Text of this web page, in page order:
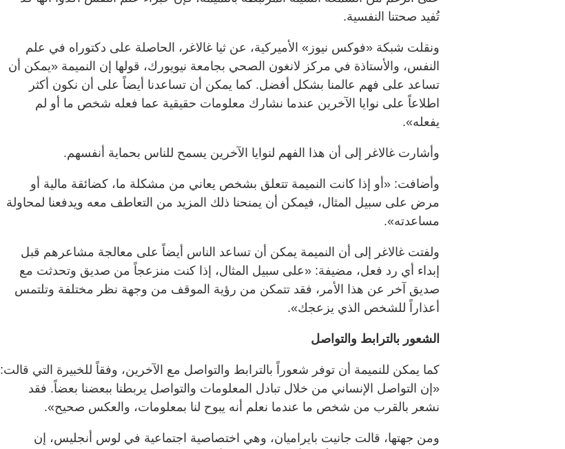
تُفيد صحتنا النفسية.
ونقلت شبكة «فوكس نيوز» الأميركية، عن ثيا غالاغر، الحاصلة على دكتوراه في علم
النفس، والأستاذة في مركز لانغون الصحي بجامعة نيويورك، قولها إن النميمة «يمكن أن
تساعد على فهم عالمنا بشكل أفضل. كما يمكن أن تساعدنا أيضاً على أن نكون أكثر
اطلاعاً على نوايا الآخرين عندما نشارك معلومات حقيقية عما فعله شخص ما أو لم
يفعله».
وأشارت غالاغر إلى أن هذا الفهم لنوايا الآخرين يسمح للناس بحماية أنفسهم.
وأضافت: «أو إذا كانت النميمة تتعلق بشخص يعاني من مشكلة ما، كضائقة مالية أو
مرض على سبيل المثال، فيمكن أن يمنحنا ذلك المزيد من التعاطف معه ويدفعنا لمحاولة
مساعدته».
ولفتت غالاغر إلى أن النميمة يمكن أن تساعد الناس أيضاً على معالجة مشاعرهم قبل
إبداء أي رد فعل، مضيفة: «على سبيل المثال، إذا كنت منزعجاً من صديق وتحدثت مع
صديق آخر عن هذا الأمر، فقد تتمكن من رؤية الموقف من وجهة نظر مختلفة وتلتمس
أعذاراً للشخص الذي يزعجك».
الشعور بالترابط والتواصل
كما يمكن للنميمة أن توفر شعوراً بالترابط والتواصل مع الآخرين، وفقاً للخبيرة التي قالت:
«إن التواصل الإنساني من خلال تبادل المعلومات والتواصل يربطنا ببعضنا بعضاً. فقد
نشعر بالقرب من شخص ما عندما نعلم أنه يبوح لنا بمعلومات، والعكس صحيح».
ومن جهتها، قالت جانيت بايراميان، وهي اختصاصية اجتماعية في لوس أنجليس، إن